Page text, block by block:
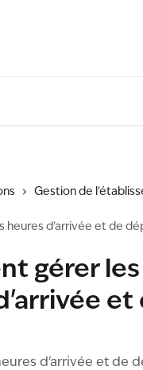
Gestion de
heures d'arrivée et de
gérer les
et
d'arrivée et de